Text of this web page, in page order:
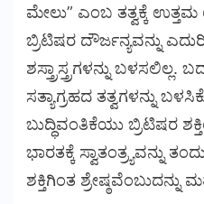
ಮೇಲು” ಎಂಬ ತತ್ವಕ್ಕೆ
ಬ್ರಿಟಿಷರ ದೌರ್ಜನ್ಯವನ್ನು
ಶಸ್ತ್ರಾಸ್ತ್ರಗಳನ್ನು
ಸತ್ಯಾಗ್ರಹದ ತತ್ವಗಳನ್ನು
ಬುದ್ಧಿವಂತಿಕೆಯು ಬ್ರಿಟಿಷರ
ಭಾರತಕ್ಕೆ ಸ್ವಾತಂತ್ರ್ಯವನ್ನು
ಶಕ್ತಿಗಿಂತ ಶ್ರೇಷ್ಠವೆಂಬುದನ್ನು